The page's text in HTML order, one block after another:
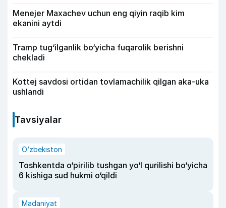
Menejer Maxachev uchun eng qiyin raqib kim
ekanini aytdi
Tramp tug‘ilganlik bo‘yicha fuqarolik berishni
chekladi
Kottej savdosi ortidan tovlamachilik qilgan aka-uka
ushlandi
Tavsiyalar
O‘zbekiston
Toshkentda o‘pirilib tushgan yo‘l qurilishi bo‘yicha
6 kishiga sud hukmi o‘qildi
Madaniyat